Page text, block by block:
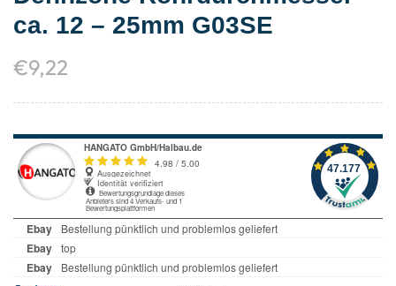
ca. 12 – 25mm G03SE
€9,22